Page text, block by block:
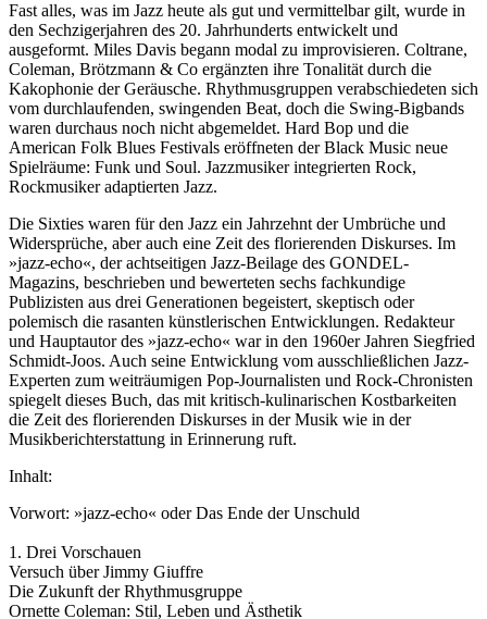
Fast alles, was im Jazz heute als gut und vermittelbar gilt, wurde in
den Sechzigerjahren des 20. Jahrhunderts entwickelt und
ausgeformt. Miles Davis begann modal zu improvisieren. Coltrane,
Coleman, Brötzmann & Co ergänzten ihre Tonalität durch die
Kakophonie der Geräusche. Rhythmusgruppen verabschiedeten sich
vom durchlaufenden, swingenden Beat, doch die Swing-Bigbands
waren durchaus noch nicht abgemeldet. Hard Bop und die
American Folk Blues Festivals eröffneten der Black Music neue
Spielräume: Funk und Soul. Jazzmusiker integrierten Rock,
Rockmusiker adaptierten Jazz.
Die Sixties waren für den Jazz ein Jahrzehnt der Umbrüche und
Widersprüche, aber auch eine Zeit des florierenden Diskurses. Im
»jazz-echo«, der achtseitigen Jazz-Beilage des GONDEL-
Magazins, beschrieben und bewerteten sechs fachkundige
Publizisten aus drei Generationen begeistert, skeptisch oder
polemisch die rasanten künstlerischen Entwicklungen. Redakteur
und Hauptautor des »jazz-echo« war in den 1960er Jahren Siegfried
Schmidt-Joos. Auch seine Entwicklung vom ausschließlichen Jazz-
Experten zum weiträumigen Pop-Journalisten und Rock-Chronisten
spiegelt dieses Buch, das mit kritisch-kulinarischen Kostbarkeiten
die Zeit des florierenden Diskurses in der Musik wie in der
Musikberichterstattung in Erinnerung ruft.
Inhalt:
Vorwort: »jazz-echo« oder Das Ende der Unschuld
1. Drei Vorschauen
Versuch über Jimmy Giuffre
Die Zukunft der Rhythmusgruppe
Ornette Coleman: Stil, Leben und Ästhetik